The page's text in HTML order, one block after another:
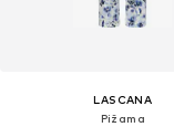
LASCANA
Pižama